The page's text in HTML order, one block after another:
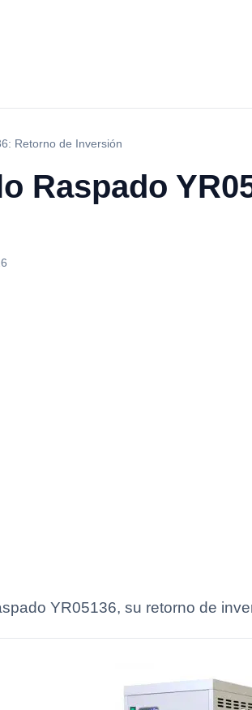
Retorno de Inversión
Raspado
YR05136, su retorno de